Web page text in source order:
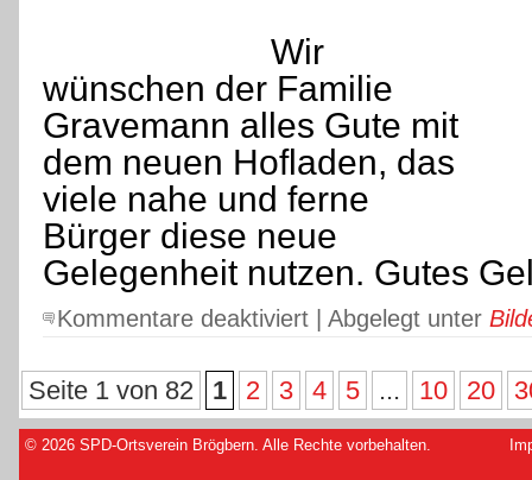
Wir
wünschen der Familie
Gravemann alles Gute mit
dem neuen Hofladen, das
viele nahe und ferne
Bürger diese neue
Gelegenheit nutzen. Gutes
Kommentare deaktiviert für
Familie
ihren
| Abgelegt unter
Seite 1 von 82 1 2 3 4 5 ... 10 20
©2026 SPD-Ortsverein Brögbern. Alle Rechte vorbehalten.